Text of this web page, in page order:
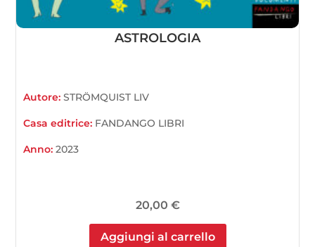
ASTROLOGIA
Autore:STRÖMQUIST LIV
Casa editrice: FANDANGO LIBRI
Anno:2023
20,00 €
Aggiungi al carrello